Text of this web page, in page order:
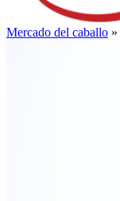
Mercado del caballo »